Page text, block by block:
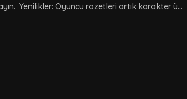
Yenilikler: Oyuncu rozetleri artık karakter ü...